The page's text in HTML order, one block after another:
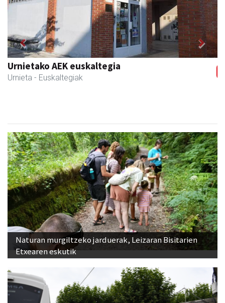
Urnietako AEK euskaltegia
Urnieta - Euskaltegiak
Previous Next
Naturan murgiltzeko jarduerak, Leizaran Bisitarien
Etxearen eskutik